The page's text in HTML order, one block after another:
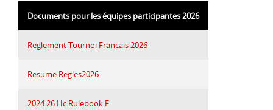
Documents pour les équipes participantes 2026
Reglement Tournoi Francais 2026
Resume Regles2026
2024 26 Hc Rulebook F